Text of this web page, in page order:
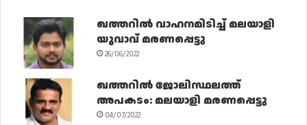
ഖത്തറിൽ വാഹനമിടിച്ച് മലയാളി
യുവാവ് മരണപ്പെട്ടു
26/06/2022
ഖത്തറിൽ ജോലിസ്ഥലത്ത്
അപകടം: മലയാളി മരണപ്പെട്ടു
04/07/2022